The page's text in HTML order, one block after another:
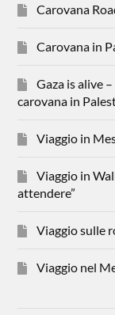
Carovana
Carovana in
Gaza is alive
carovana in
Viaggio in
Viaggio in
attendere”
Viaggio sulle
Viaggio nel